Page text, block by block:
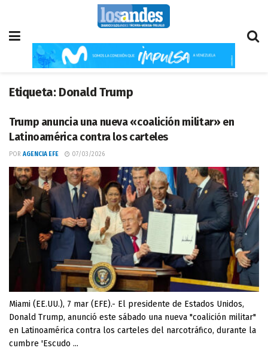
Etiqueta: Donald Trump
Trump anuncia una nueva «coalición militar» en
Latinoamérica contra los carteles
POR AGENCIA EFE 07/03/2026
Miami (EE.UU.), 7 mar (EFE).- El presidente de Estados Unidos,
Donald Trump, anunció este sábado una nueva "coalición militar"
en Latinoamérica contra los carteles del narcotráfico, durante la
cumbre 'Escudo ...